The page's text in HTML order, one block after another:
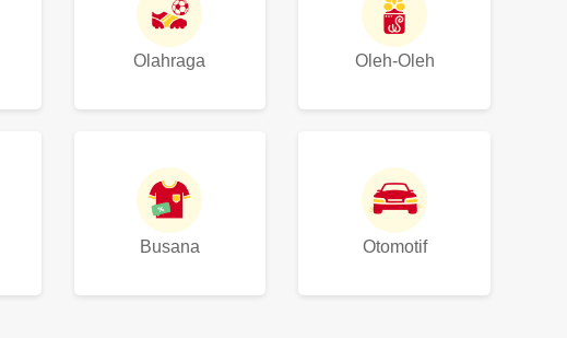
Olahraga Oleh-Oleh
Busana Otomotif